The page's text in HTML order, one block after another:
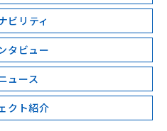
ビリティ
タビュー
ュース
クト紹介